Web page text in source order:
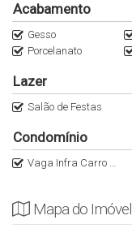
Acabamento
Gesso
Porcelanato
Lazer
Salão de Festas
Condomínio
Vaga Infra Carro Elétrico
Mapa do Imóvel